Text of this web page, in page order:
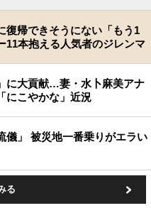
復帰できそうにない「もう1
本抱える人気者のジレンマ
に大貢献…妻・水卜麻美アナ
にこやかな」近況
儀」 被災地一番乗りがエラい
る